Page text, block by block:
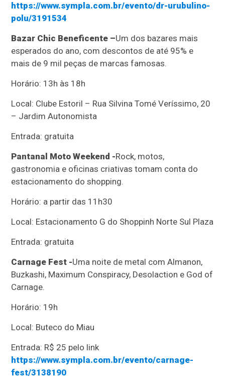
https://www.sympla.com.br/evento/dr-urubulino-
polu/3191534
Bazar Chic Beneficente –Um dos bazares mais
esperados do ano, com descontos de até 95% e
mais de 9 mil peças de marcas famosas.
Horário: 13h às 18h
Local: Clube Estoril – Rua Silvina Tomé Veríssimo, 20
– Jardim Autonomista
Entrada: gratuita
Pantanal Moto Weekend -Rock, motos,
gastronomia e oficinas criativas tomam conta do
estacionamento do shopping.
Horário: a partir das 11h30
Local: Estacionamento G do Shoppinh Norte Sul Plaza
Entrada: gratuita
Carnage Fest -Uma noite de metal com Almanon,
Buzkashi, Maximum Conspiracy, Desolaction e God of
Carnage.
Horário: 19h
Local: Buteco do Miau
Entrada: R$ 25 pelo link
https://www.sympla.com.br/evento/carnage-
fest/3138190